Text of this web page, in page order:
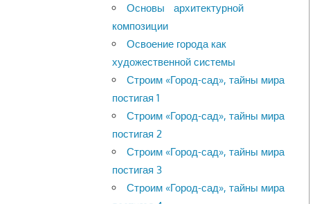
Основы архитектурной
композиции
Освоение города как
художественной системы
Строим «Город-сад», тайны мира
постигая 1
Строим «Город-сад», тайны мира
постигая 2
Строим «Город-сад», тайны мира
постигая 3
Строим «Город-сад», тайны мира